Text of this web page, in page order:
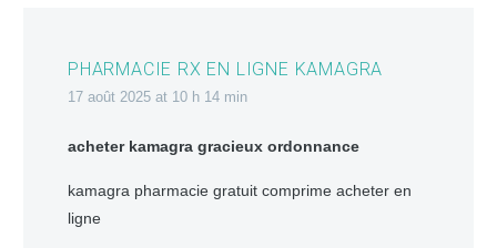
PHARMACIE RX EN LIGNE KAMAGRA
17 août 2025 at 10 h 14 min
acheter kamagra gracieux ordonnance
kamagra pharmacie gratuit comprime acheter en
ligne